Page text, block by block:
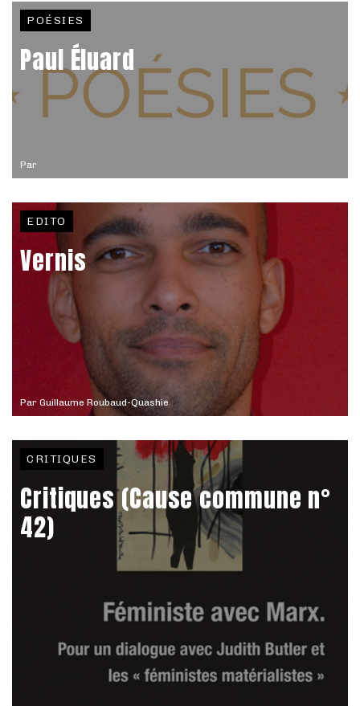
Par
POÉSIES
Paul Éluard
Par Guillaume Roubaud-Quashie
EDITO
Vernis
CRITIQUES
Critiques (Cause commune n°
42)